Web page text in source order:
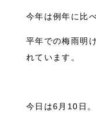
今年は例年に比
平年での梅雨明
れています。
今日は6月10日。